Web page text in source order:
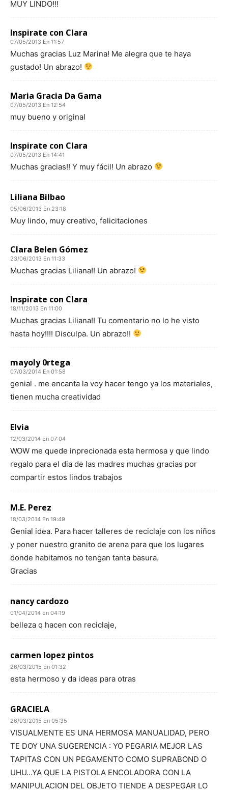
MUY LINDO!!!
Inspirate con Clara
07/05/2013 En 11:57
Muchas gracias Luz Marina! Me alegra que te haya
gustado! Un abrazo!
Maria Gracia Da Gama
07/05/2013 En 12:54
muy bueno y original
Inspirate con Clara
07/05/2013 En 14:41
Muchas gracias!! Y muy fácil! Un abrazo
Liliana Bilbao
05/06/2013 En 23:18
Muy lindo, muy creativo, felicitaciones
Clara Belen Gómez
23/06/2013 En 11:33
Muchas gracias Liliana!! Un abrazo!
Inspirate con Clara
18/11/2013 En 11:00
Muchas gracias Liliana!! Tu comentario no lo he visto
hasta hoy!!!! Disculpa. Un abrazo!!
mayoly 0rtega
07/03/2014 En 01:58
genial . me encanta la voy hacer tengo ya los materiales,
tienen mucha creatividad
Elvia
12/03/2014 En 07:04
WOW me quede inprecionada esta hermosa y que lindo
regalo para el dia de las madres muchas gracias por
compartir estos lindos trabajos
M.E. Perez
18/03/2014 En 19:49
Genial idea. Para hacer talleres de reciclaje con los niños
y poner nuestro granito de arena para que los lugares
donde habitamos no tengan tanta basura.
Gracias
nancy cardozo
01/04/2014 En 04:19
belleza q hacen con reciclaje,
carmen lopez pintos
26/03/2015 En 01:32
esta hermoso y da ideas para otras
GRACIELA
26/03/2015 En 05:35
VISUALMENTE ES UNA HERMOSA MANUALIDAD, PERO
TE DOY UNA SUGERENCIA : YO PEGARIA MEJOR LAS
TAPITAS CON UN PEGAMENTO COMO SUPRABOND O
UHU…YA QUE LA PISTOLA ENCOLADORA CON LA
MANIPULACION DEL OBJETO TIENDE A DESPEGAR LO